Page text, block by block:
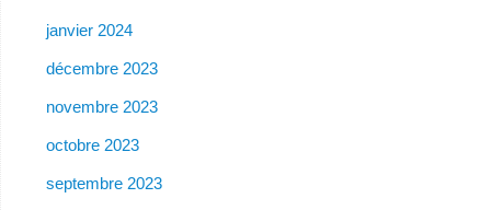
janvier 2024
décembre 2023
novembre 2023
octobre 2023
septembre 2023